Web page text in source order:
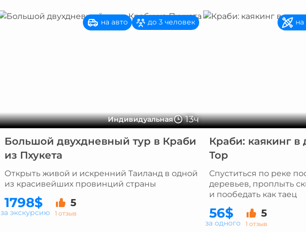
Индивидуальная 13ч
на авто до 3 человек
Большой двухдневный тур в Краби
из Пхукета
Открыть живой и искренний Таиланд в одной
из красивейших провинций страны
1798$ 5
1 отзыв
за экскурсию
на
Краби: каякинг
Тор
Спуститься по реке
деревьев, проплыть
и пообедать как таец
56$ 5
1 отзыв
за одного